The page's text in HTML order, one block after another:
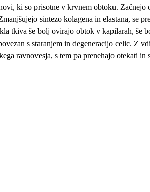
ki so prisotne v krvnem obtoku.
sintezo kolagena in elastana, se
tkiva še bolj ovirajo obtok v kapilarah,
s staranjem in degeneracijo celic.
ravnovesja, s tem pa prenehajo